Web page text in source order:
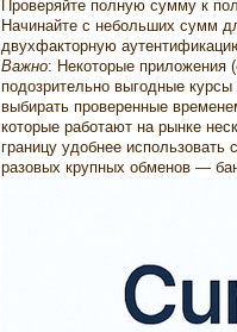
Проверяйте полную сумму к
Начинайте с небольших сумм
двухфакторную
Важно: Некоторые приложения
подозрительно выгодные
выбирать проверенные
которые работают на рынке
границу удобнее
разовых крупных обменов —